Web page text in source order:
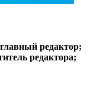
редактор;
редактора;